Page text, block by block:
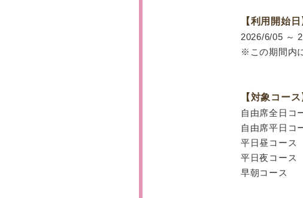
【利用開始日
2026/6/05 ～
※この期間内
【対象コース
自由席全日コ
自由席平日コ
平日昼コース
平日夜コース
早朝コース